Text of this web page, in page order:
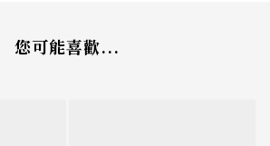
您可能喜歡...